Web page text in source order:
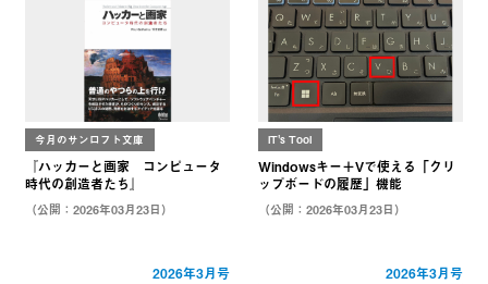
今月のサンロフト文庫
『ハッカーと画家 コンピュータ
時代の創造者たち』
（公開：2026年03月23日）
IT's Tool
Windowsキー＋Vで使える「クリ
ップボードの履歴」機能
（公開：2026年03月23日）
2026年3月号 2026年3月号